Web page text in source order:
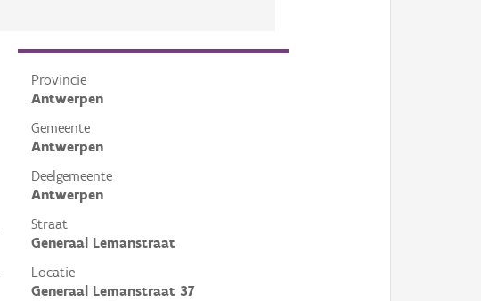
Provincie
Antwerpen
Gemeente
Antwerpen
Deelgemeente
Antwerpen
Straat
Generaal Lemanstraat
Locatie
Generaal Lemanstraat 37